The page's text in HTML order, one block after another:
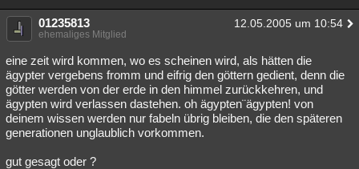
01235813 12.05.2005 um 10:54
ehemaliges Mitglied
eine zeit wird kommen, wo es scheinen wird, als hätten die
ägypter vergebens fromm und eifrig den göttern gedient, denn die
götter werden von der erde in den himmel zurückkehren, und
ägypten wird verlassen dastehen. oh ägypten¨ägypten! von
deinem wissen werden nur fabeln übrig bleiben, die den späteren
generationen unglaublich vorkommen.
gut gesagt oder ?